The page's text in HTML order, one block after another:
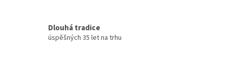
Dlouhá tradice
úspěšných 35 let na trhu